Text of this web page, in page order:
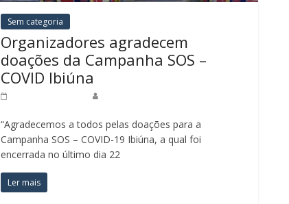
Sem categoria
Organizadores agradecem
doações da Campanha SOS –
COVID Ibiúna
“Agradecemos a todos pelas doações para a
Campanha SOS – COVID-19 Ibiúna, a qual foi
encerrada no último dia 22
Ler mais